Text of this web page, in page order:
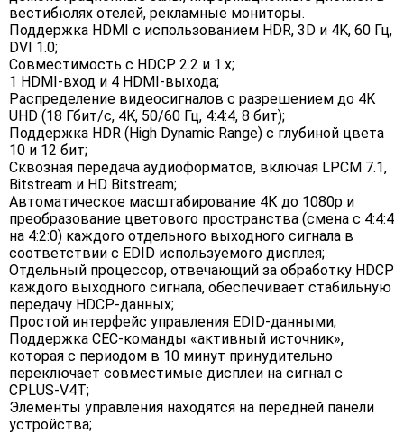
вестибюлях отелей, рекламные мониторы.
Поддержка HDMI с использованием HDR, 3D и 4K, 60 Гц,
DVI 1.0;
Совместимость с HDCP 2.2 и 1.x;
1 HDMI-вход и 4 HDMI-выхода;
Распределение видеосигналов с разрешением до 4K
UHD (18 Гбит/с, 4K, 50/60 Гц, 4:4:4, 8 бит);
Поддержка HDR (High Dynamic Range) с глубиной цвета
10 и 12 бит;
Сквозная передача аудиоформатов, включая LPCM 7.1,
Bitstream и HD Bitstream;
Автоматическое масштабирование 4К до 1080p и
преобразование цветового пространства (смена с 4:4:4
на 4:2:0) каждого отдельного выходного сигнала в
соответствии с EDID используемого дисплея;
Отдельный процессор, отвечающий за обработку HDCP
каждого выходного сигнала, обеспечивает стабильную
передачу HDCP-данных;
Простой интерфейс управления EDID-данными;
Поддержка CEC-команды «активный источник»,
которая c периодом в 10 минут принудительно
переключает совместимые дисплеи на сигнал с
CPLUS-V4T;
Элементы управления находятся на передней панели
устройства;